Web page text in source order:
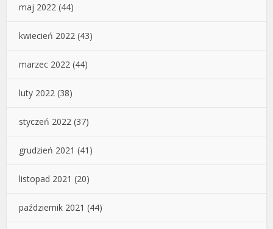
maj 2022 (44)
kwiecień 2022 (43)
marzec 2022 (44)
luty 2022 (38)
styczeń 2022 (37)
grudzień 2021 (41)
listopad 2021 (20)
październik 2021 (44)